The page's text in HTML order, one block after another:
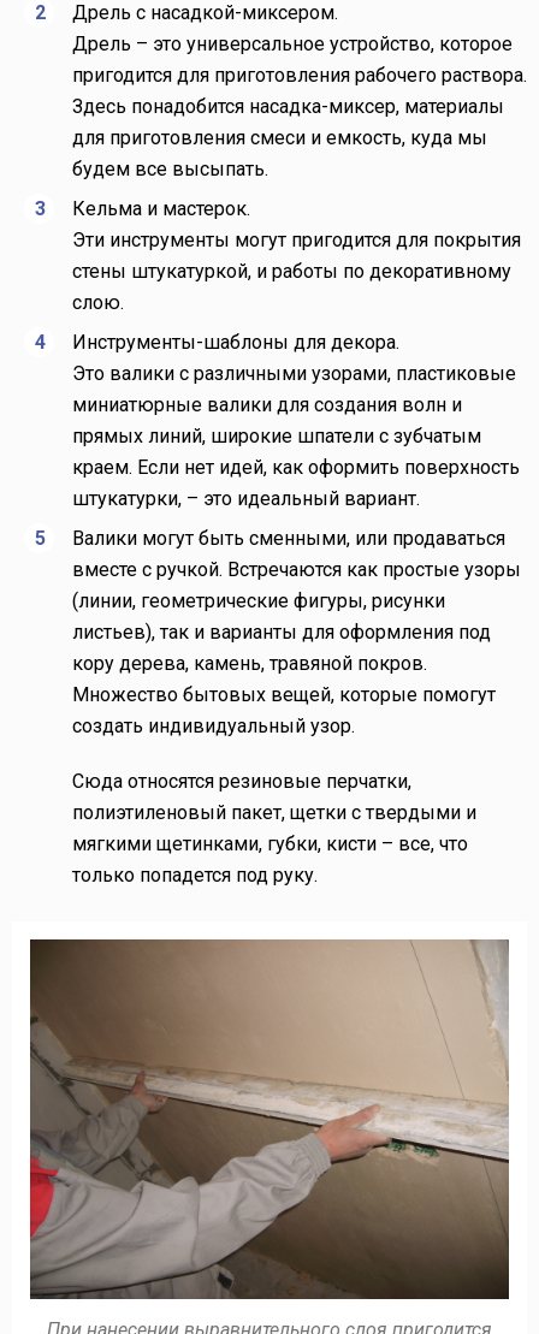
Дрель с насадкой-миксером.
Дрель – это универсальное устройство, которое
пригодится для приготовления рабочего раствора.
Здесь понадобится насадка-миксер, материалы
для приготовления смеси и емкость, куда мы
будем все высыпать.
Кельма и мастерок.
Эти инструменты могут пригодится для покрытия
стены штукатуркой, и работы по декоративному
слою.
Инструменты-шаблоны для декора.
Это валики с различными узорами, пластиковые
миниатюрные валики для создания волн и
прямых линий, широкие шпатели с зубчатым
краем. Если нет идей, как оформить поверхность
штукатурки, – это идеальный вариант.
Валики могут быть сменными, или продаваться
вместе с ручкой. Встречаются как простые узоры
(линии, геометрические фигуры, рисунки
листьев), так и варианты для оформления под
кору дерева, камень, травяной покров.
Множество бытовых вещей, которые помогут
создать индивидуальный узор.
Сюда относятся резиновые перчатки,
полиэтиленовый пакет, щетки с твердыми и
мягкими щетинками, губки, кисти – все, что
только попадется под руку.
При нанесении выравнительного слоя пригодится